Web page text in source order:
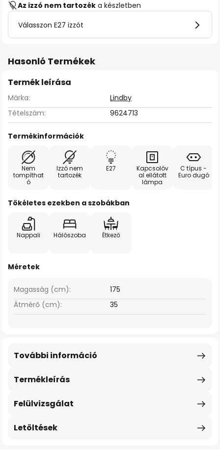
Az izzó nem tartozék a készletben
Válasszon E27 izzót
Hasonló Termékek
Termék leírása
Márka:
Lindby
Tételszám:
9624713
Termékinformációk
Nem
tompíthat
ó
Izzó nem
tartozék
E27
Kapcsolóv
al ellátott
lámpa
C típus -
Euro dugó
Tökéletes ezekben a szobákban
Nappali Hálószoba Étkező
Méretek
Magasság (cm):
175
Átmérő (cm):
35
Termékleírás
További információ
Felülvizsgálat
Letöltések